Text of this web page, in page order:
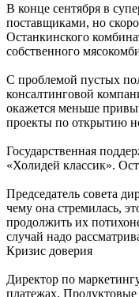
В конце сентября в
поставщиками, но
Останкинского
собственного
С проблемой пустых
консалтинговой
окажется меньше
проекты по открытию
Государственная
«Холидей классик».
Председатель совета
чему она стремилась,
продолжить их
случай надо
Кризис доверия
Директор по
платежах. Продуктовые